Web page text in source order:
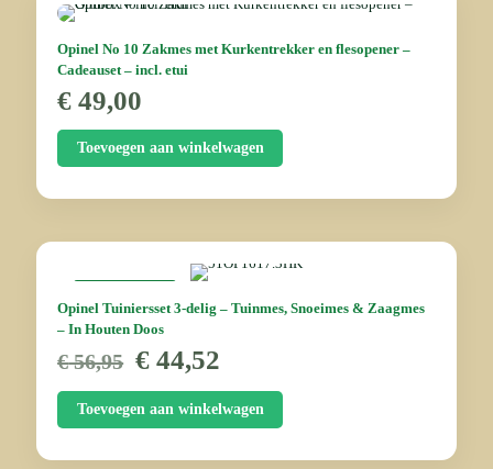
Opinel No 10 Zakmes met Kurkentrekker en flesopener –
Cadeauset – incl. etui
€ 49,00
Toevoegen aan winkelwagen
Opinel Tuiniersset 3-delig – Tuinmes, Snoeimes & Zaagmes
– In Houten Doos
€56,95 Oorspronkelijke
prijs
was:
€ 56,95.
€ 44,52
is:
€ 44,52.
Toevoegen aan winkelwagen